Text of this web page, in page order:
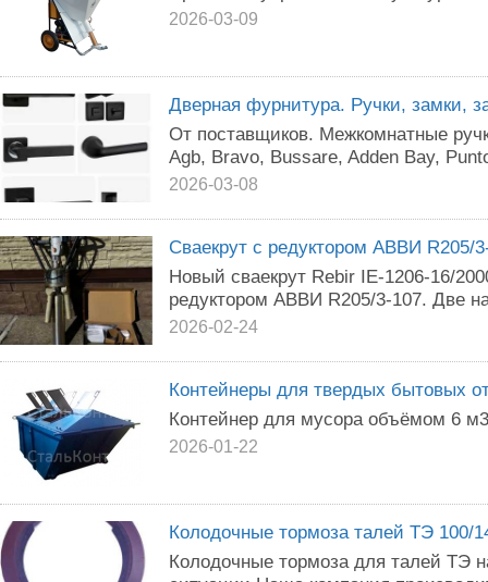
2026-03-09
Дверная фурнитура. Ручки, замки,
От поставщиков. Межкомнатные
Agb, Bravo, Bussare, Adden Bay,
2026-03-08
Сваекрут с редуктором АВВИ R205/
Новый сваекрут Rebir IE-1206-16/
редуктором АВВИ R205/3-107. Две
2026-02-24
Контейнеры для твердых бытовых
Контейнер для мусора объёмом 6
2026-01-22
Колодочные тормоза талей ТЭ 100/
Колодочные тормоза для талей ТЭ